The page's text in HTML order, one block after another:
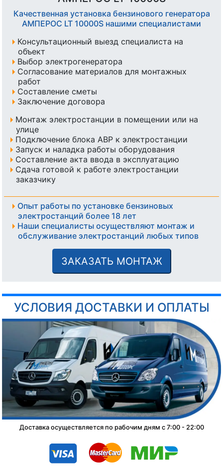
Качественная установка бензинового генератора
АМПЕРОС LT 10000S нашими специалистами
Консультационный выезд специалиста на
объект
Выбор электрогенератора
Согласование материалов для монтажных
работ
Составление сметы
Заключение договора
Монтаж электростанции в помещении или на
улице
Подключение блока АВР к электростанции
Запуск и наладка работы оборудования
Составление акта ввода в эксплуатацию
Сдача готовой к работе электростанции
заказчику
Опыт работы по установке бензиновых
электростанций более 18 лет
Наши специалисты осуществляют монтаж и
обслуживание электростанций любых типов
ЗАКАЗАТЬ МОНТАЖ
УСЛОВИЯ ДОСТАВКИ И ОПЛАТЫ
Доставка осуществляется по рабочим дням с 7:00 - 22:00